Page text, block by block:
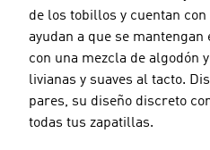
de los tobillos y cuentan
ayudan a que se mantengan
con una mezcla de algodón
livianas y suaves al tacto.
pares, su diseño discreto
todas tus zapatillas.